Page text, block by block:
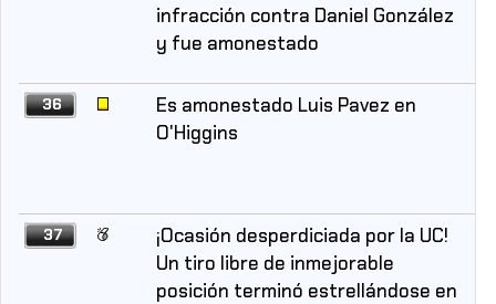
infracción contra Daniel González
y fue amonestado
36
Es amonestado Luis Pavez en
O'Higgins
37
¡Ocasión desperdiciada por la UC!
Un tiro libre de inmejorable
posición terminó estrellándose en